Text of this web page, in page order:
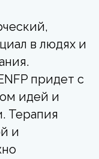
в людях и
придет с
идей и
Терапия
и